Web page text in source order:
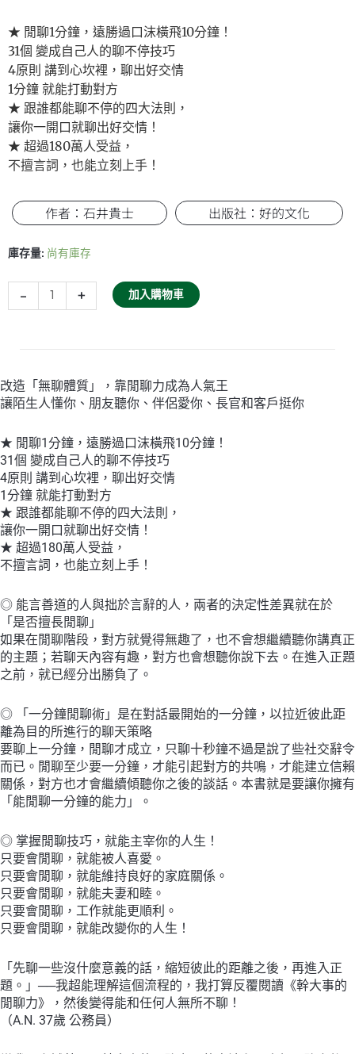
★ 閒聊1分鐘，遠勝過口沫橫飛10分鐘！
31個 變成自己人的聊不停技巧
4原則 講到心坎裡，聊出好交情
1分鐘 就能打動對方
★ 跟誰都能聊不停的四大法則，
讓你一開口就聊出好交情！
★ 超過180萬人受益，
不擅言詞，也能立刻上手！
作者：石井貴士 出版社：好的文化
庫存量: 尚有庫存
-
大
閒
一
針
見
拍
手
叫
好
的
臨
場
說
術
數
量
+ 加入購物車
改造「無聊體質」，靠閒聊力成為人氣王
讓陌生人懂你、朋友聽你、伴侶愛你、長官和客戶挺你
★ 閒聊1分鐘，遠勝過口沫橫飛10分鐘！
31個 變成自己人的聊不停技巧
4原則 講到心坎裡，聊出好交情
1分鐘 就能打動對方
★ 跟誰都能聊不停的四大法則，
讓你一開口就聊出好交情！
★ 超過180萬人受益，
不擅言詞，也能立刻上手！
◎ 能言善道的人與拙於言辭的人，兩者的決定性差異就在於
「是否擅長閒聊」
如果在閒聊階段，對方就覺得無趣了，也不會想繼續聽你講真正
的主題；若聊天內容有趣，對方也會想聽你說下去。在進入正題
之前，就已經分出勝負了。
◎ 「一分鐘閒聊術」是在對話最開始的一分鐘，以拉近彼此距
離為目的所進行的聊天策略
要聊上一分鐘，閒聊才成立，只聊十秒鐘不過是說了些社交辭令
而已。閒聊至少要一分鐘，才能引起對方的共鳴，才能建立信賴
關係，對方也才會繼續傾聽你之後的談話。本書就是要讓你擁有
「能閒聊一分鐘的能力」。
◎ 掌握閒聊技巧，就能主宰你的人生！
只要會閒聊，就能被人喜愛。
只要會閒聊，就能維持良好的家庭關係。
只要會閒聊，就能夫妻和睦。
只要會閒聊，工作就能更順利。
只要會閒聊，就能改變你的人生！
「先聊一些沒什麼意義的話，縮短彼此的距離之後，再進入正
題。」──我超能理解這個流程的，我打算反覆閱讀《幹大事的
閒聊力》，然後變得能和任何人無所不聊！
（A.N. 37歲 公務員）